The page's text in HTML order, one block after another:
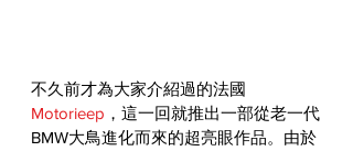
不久前才為大家介紹過的法國
Motorieep ，這一回就推出一部從老一代
BMW大鳥進化而來的超亮眼作品。由於